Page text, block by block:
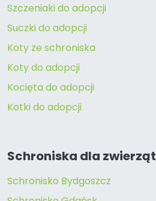
Szczeniaki do adopcji
Suczki do adopcji
Koty ze schroniska
Koty do adopcji
Kocięta do adopcji
Kotki do adopcji
Schroniska dla zwierząt
Schronisko Bydgoszcz